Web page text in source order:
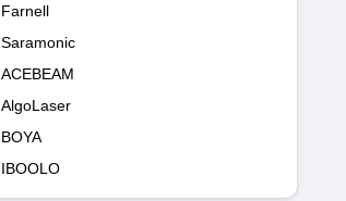
Farnell
Saramonic
ACEBEAM
AlgoLaser
BOYA
IBOOLO